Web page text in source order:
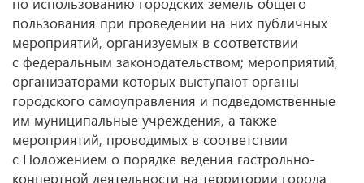
пользования при проведении на них публичных
мероприятий, организуемых в соответствии
с федеральным законодательством; мероприятий,
организаторами которых выступают органы
городского самоуправления и подведомственные
им муниципальные учреждения, а также
мероприятий, проводимых в соответствии
с Положением о порядке ведения гастрольно-
концертной деятельности на территории города